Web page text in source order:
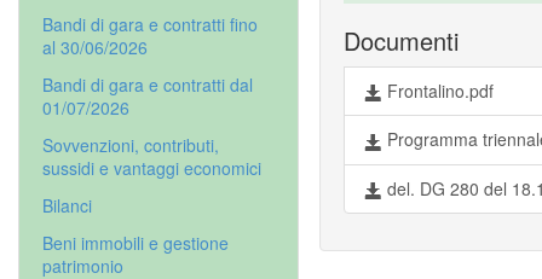
Bandi di gara e contratti fino
al 30/06/2026
Bandi di gara e contratti dal
01/07/2026
Sovvenzioni, contributi,
sussidi e vantaggi economici
Bilanci
Beni immobili e gestione
patrimonio
Documenti
Frontalino.pdf
Programma
del. DG 280 del